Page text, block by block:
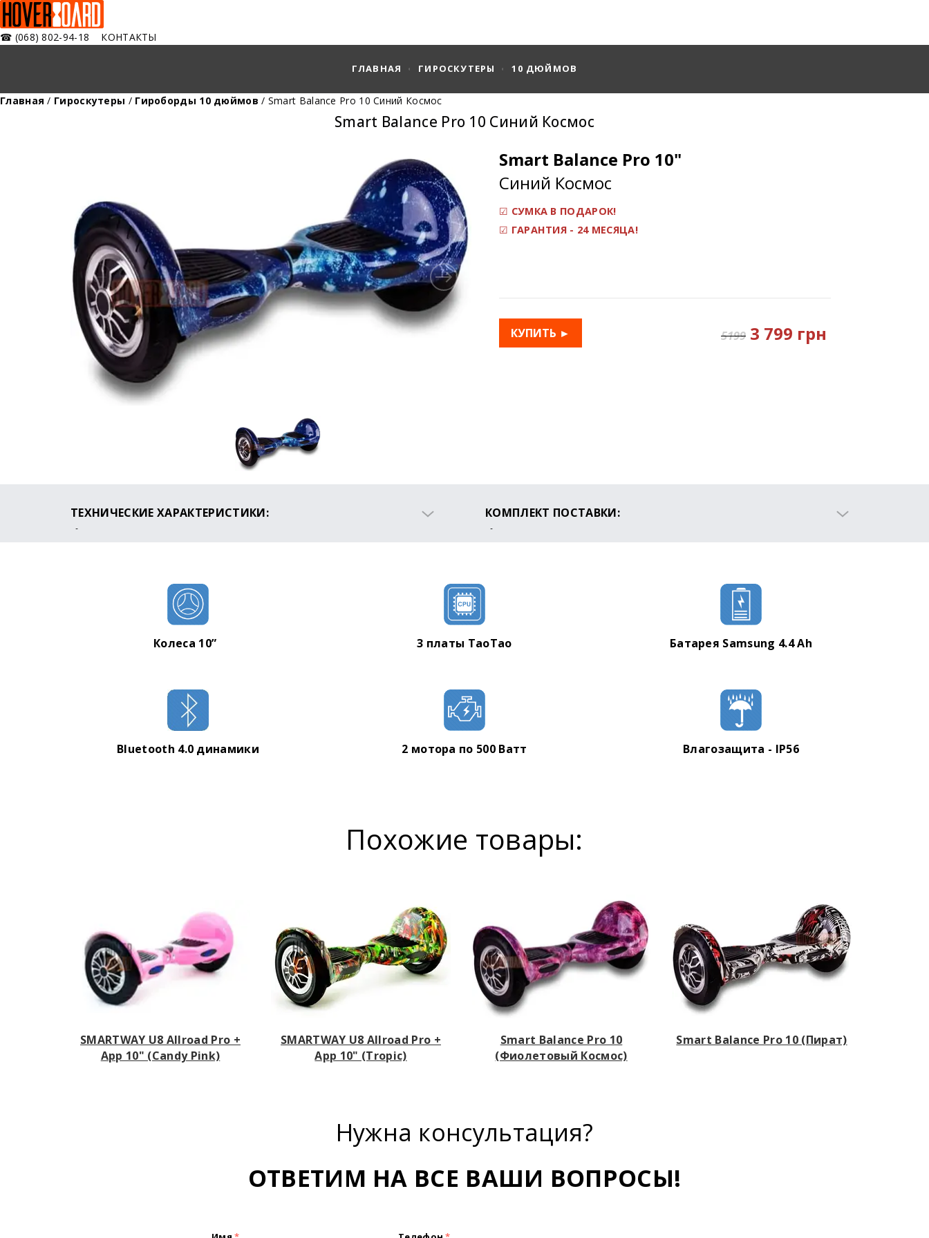
☎ (068) 802-94-18 КОНТАКТЫ
ГЛАВНАЯ ГИРОСКУТЕРЫ 10 ДЮЙМОВ
Главная/ Гироскутеры / Гироборды 10 дюймов / Smart Balance Pro 10 Синий Космос
Smart Balance Pro 10 Синий Космос
Smart Balance Pro 10"
Синий Космос
☑ СУМКА В ПОДАРОК!
☑ ГАРАНТИЯ - 24 МЕСЯЦА!
КУПИТЬ ► 5199 3 799 грн
ТЕХНИЧЕСКИЕ ХАРАКТЕРИСТИКИ:
Время зарядки: 1-2 часа
Максимальный угол подъема: 30 градусов
Максимальная нагрузка: 130 кг
Вес гироборда: 9 кг
КОМПЛЕКТ ПОСТАВКИ:
Колеса 10” 3 платы TaoTao Батарея Samsung 4.4 Ah
Bluetooth 4.0 динамики 2 мотора по 500 Ватт Влагозащита - IP56
Похожие товары:
SMARTWAY U8 Allroad Pro +
App 10" (Candy Pink)
SMARTWAY U8 Allroad Pro +
App 10" (Tropic)
Smart Balance Pro 10
(Фиолетовый Космос)
Smart Balance Pro 10 (Пират)
Нужна консультация?
ОТВЕТИМ НА ВСЕ ВАШИ ВОПРОСЫ!